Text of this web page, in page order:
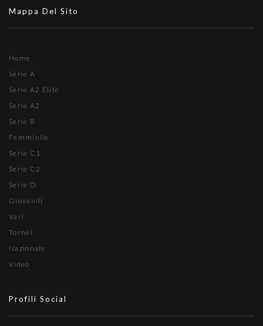
Mappa Del Sito
Home
Serie A
Serie A2 Élite
Serie A2
Serie B
Femminile
Serie C1
Serie C2
Serie D
Giovanili
Vari
Tornei
Nazionale
Video
Profili Social